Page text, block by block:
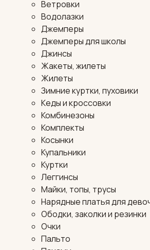
Ветровки
Водолазки
Джемперы
Джемперы для школы
Джинсы
Жакеты, жилеты
Жилеты
Зимние куртки, пуховики
Кеды и кроссовки
Комбинезоны
Комплекты
Косынки
Купальники
Куртки
Леггинсы
Майки, топы, трусы
Нарядные платья для
Ободки, заколки и резинки
Очки
Пальто